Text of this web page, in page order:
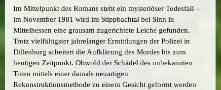
Im Mittelpunkt des Romans steht ein mysteriöser Todesfall –
im November 1981 wird im Stippbachtal bei Sinn in
Mittelhessen eine grausam zugerichtete Leiche gefunden.
Trotz vielfältigster jahrelanger Ermittlungen der Polizei in
Dillenburg scheitert die Aufklärung des Mordes bis zum
heutigen Zeitpunkt. Obwohl der Schädel des unbekannten
Toten mittels einer damals neuartigen
Rekonstruktionsmethode zu einem Gesicht geformt werden